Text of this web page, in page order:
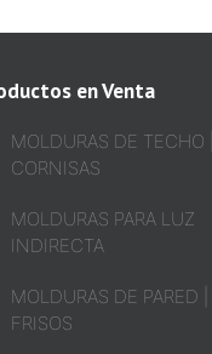
en Venta
MOLDURAS DE TECHO |
CORNISAS
MOLDURAS PARA LUZ
INDIRECTA
MOLDURAS DE PARED |
FRISOS